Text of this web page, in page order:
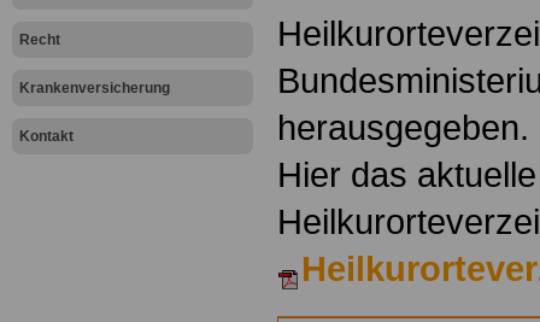
Recht
Krankenversicherung
Kontakt
herausgegeben.
Hier das aktuelle